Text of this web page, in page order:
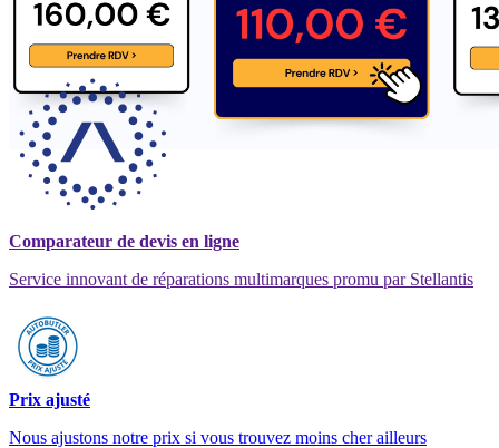
Comparateur de devis en ligne
Service innovant de réparations multimarques promu par Stellantis
Prix ajusté
Nous ajustons notre prix si vous trouvez moins cher ailleurs